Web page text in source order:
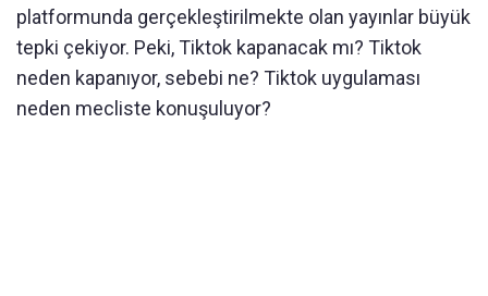
platformunda gerçekleştirilmekte olan yayınlar büyük
tepki çekiyor. Peki, Tiktok kapanacak mı? Tiktok
neden kapanıyor, sebebi ne? Tiktok uygulaması
neden mecliste konuşuluyor?